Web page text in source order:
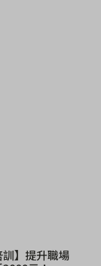
訓】提升職場